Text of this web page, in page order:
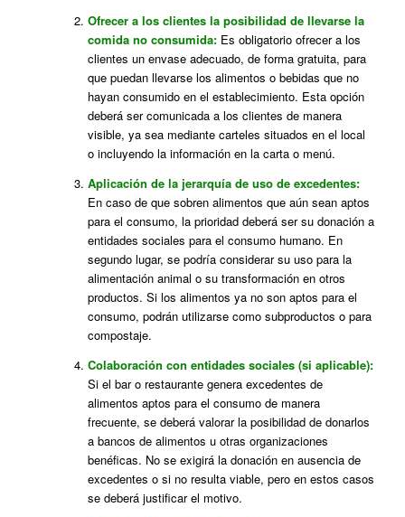
Ofrecer a los clientes la posibilidad de llevarse la
comida no consumida:Es obligatorio ofrecer a los
clientes un envase adecuado, de forma gratuita, para
que puedan llevarse los alimentos o bebidas que no
hayan consumido en el establecimiento. Esta opción
deberá ser comunicada a los clientes de manera
visible, ya sea mediante carteles situados en el local
o incluyendo la información en la carta o menú.
Aplicación de la jerarquía de uso de excedentes:
En caso de que sobren alimentos que aún sean aptos
para el consumo, la prioridad deberá ser su donación a
entidades sociales para el consumo humano. En
segundo lugar, se podría considerar su uso para la
alimentación animal o su transformación en otros
productos. Si los alimentos ya no son aptos para el
consumo, podrán utilizarse como subproductos o para
compostaje.
Colaboración con entidades sociales (si aplicable):
Si el bar o restaurante genera excedentes de
alimentos aptos para el consumo de manera
frecuente, se deberá valorar la posibilidad de donarlos
a bancos de alimentos u otras organizaciones
benéficas. No se exigirá la donación en ausencia de
excedentes o si no resulta viable, pero en estos casos
se deberá justificar el motivo.